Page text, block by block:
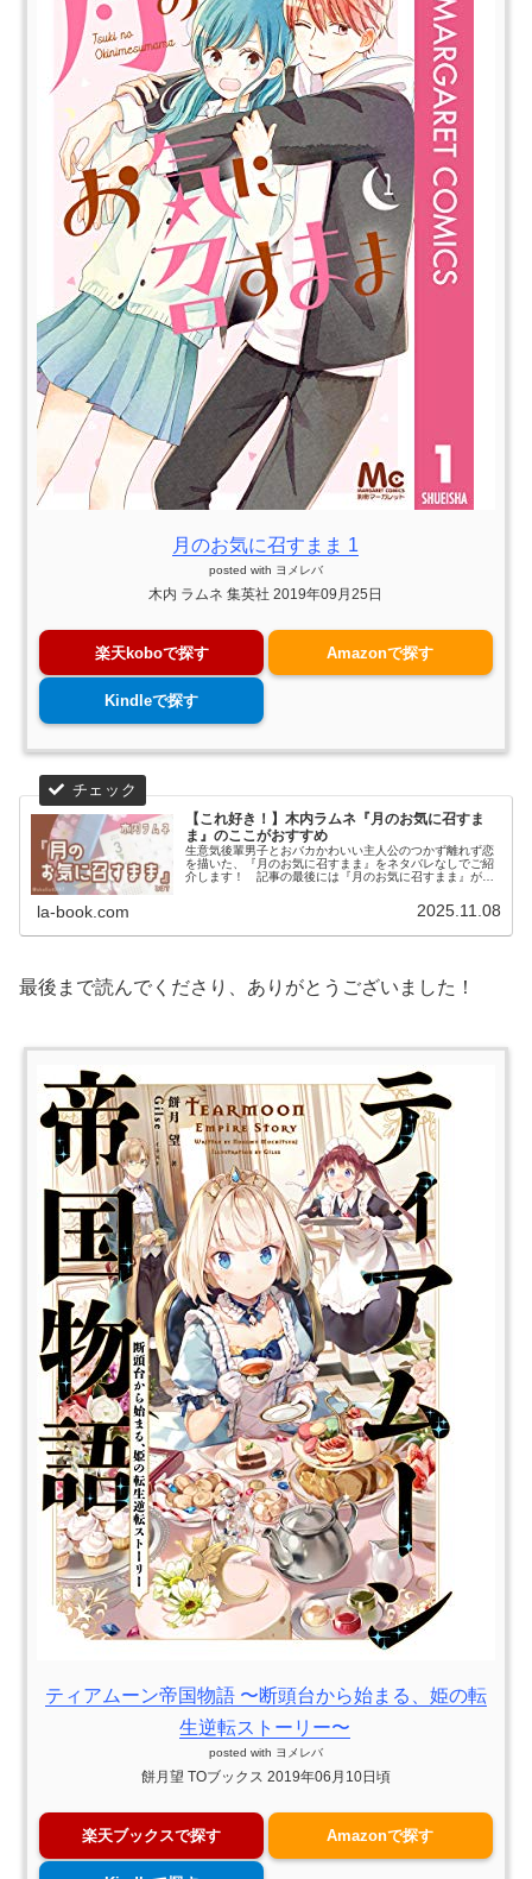
月のお気に召すまま 1
posted with ヨメレバ
木内 ラムネ 集英社 2019年09月25日
楽天koboで探す Amazonで探す
Kindleで探す
【これ好き！】木内ラムネ『月のお気に召すま
ま』のここがおすすめ
生意気後輩男子とおバカかわいい主人公のつかず離れず恋
を描いた、『月のお気に召すまま』をネタバレなしでご紹
介します！ 記事の最後には『月のお気に召すまま』が気
la-book.com 2025.11.08
最後まで読んでくださり、ありがとうございました！
ティアムーン帝国物語 〜断頭台から始まる、姫の転
生逆転ストーリー〜
posted with ヨメレバ
餅月望 TOブックス 2019年06月10日頃
楽天ブックスで探す Amazonで探す